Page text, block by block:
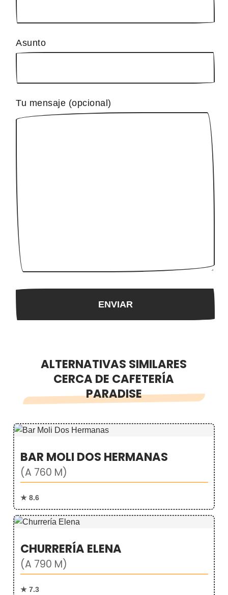
Asunto
Tu mensaje (opcional)
ALTERNATIVAS SIMILARES
CERCA DE CAFETERÍA
PARADISE
BAR MOLI DOS HERMANAS
(A 760 M)
★ 8.6
CHURRERÍA ELENA
(A 790 M)
★ 7.3